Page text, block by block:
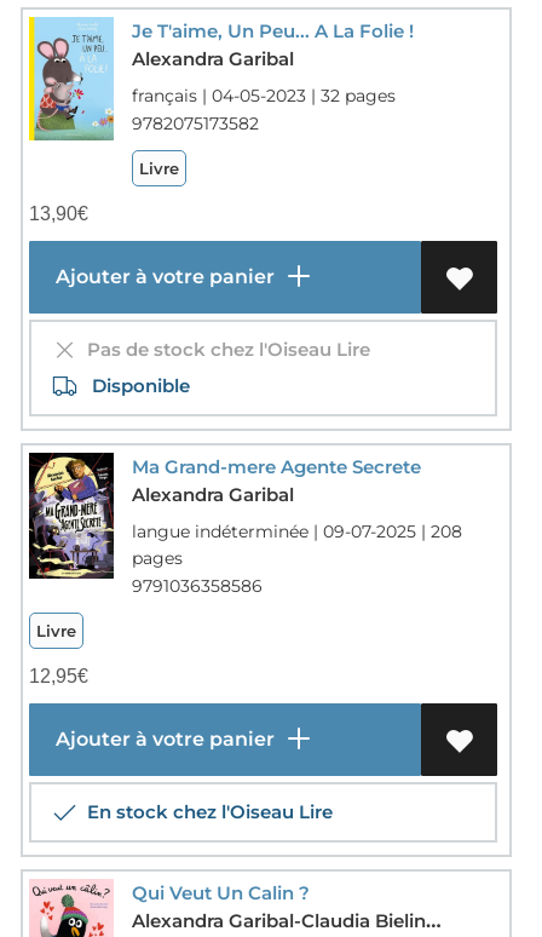
Je T'aime, Un Peu... A La Folie !
Alexandra Garibal
français | 04-05-2023 | 32 pages
9782075173582
Livre
13,90€
Ajouter à votre panier
Pas de stock chez l'Oiseau Lire
Disponible
Ma Grand-mere Agente Secrete
Alexandra Garibal
langue indéterminée | 09-07-2025 | 208
pages
9791036358586
Livre
12,95€
Ajouter à votre panier
En stock chez l'Oiseau Lire
Qui Veut Un Calin ?
Alexandra Garibal-Claudia Bielinsky